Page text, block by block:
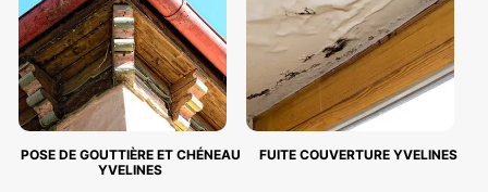
POSE DE GOUTTIÈRE ET CHÉNEAU
YVELINES
FUITE COUVERTURE YVELINES